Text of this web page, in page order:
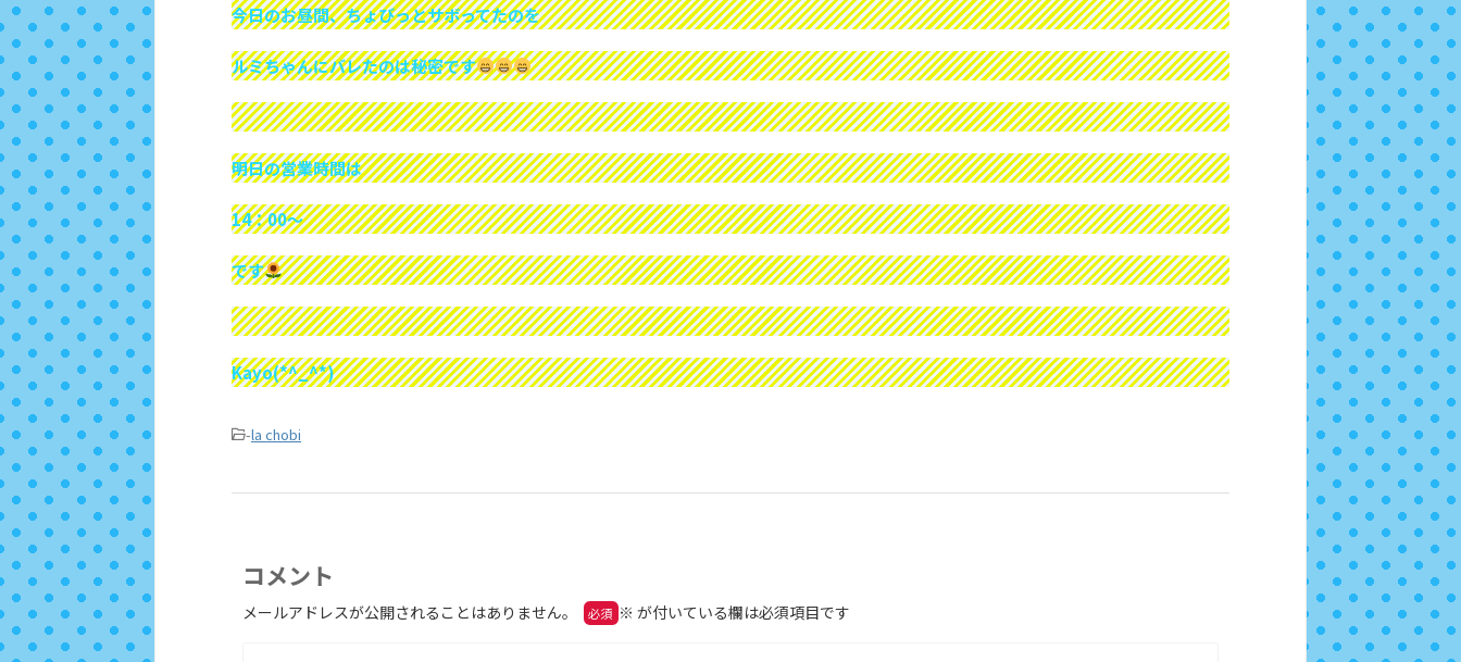
今日のお昼間、ちょびっとサボってたのを
ルミちゃんにバレたのは秘密です
明日の営業時間は
14：00～
です
Kayo(*^_^*)
-la chobi
コメント
メールアドレスが公開されることはありません。 ※ が付いている欄は必須項目です